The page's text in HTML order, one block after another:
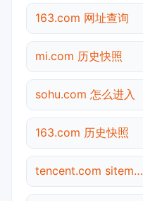
163.com 网址查询
mi.com 历史快照
sohu.com 怎么进入
163.com 历史快照
tencent.com sitemap.xml检测